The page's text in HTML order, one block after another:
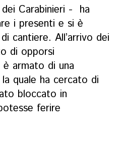
Carabinieri - ha
i presenti e si è
cantiere. All’arrivo dei
di opporsi
è armato di una
quale ha cercato di
bloccato in
ferire